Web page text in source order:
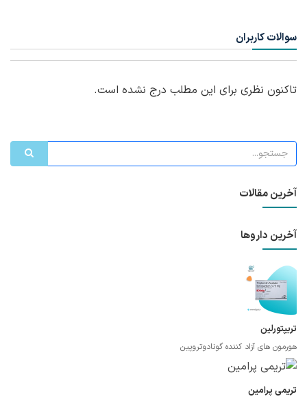
سوالات کاربران
تاکنون نظری برای این مطلب درج نشده است.
آخرین مقالات
آخرین داروها
تریپتورلین
هورمون های آزاد کننده گونادوتروپین
تریمی پرامین